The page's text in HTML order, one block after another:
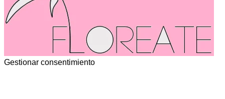
Gestionar consentimiento